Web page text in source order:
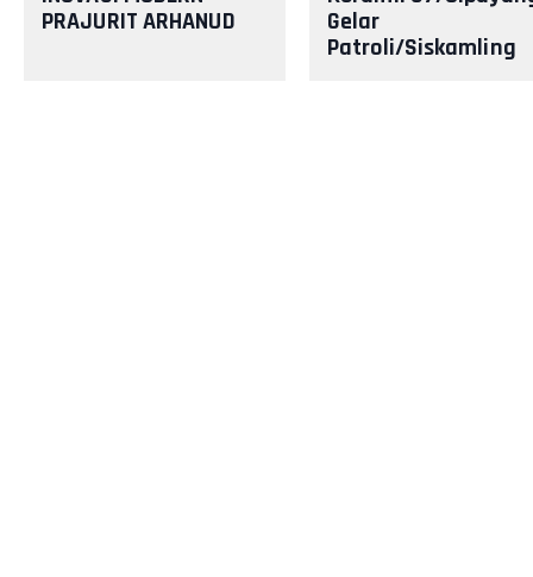
PRAJURIT ARHANUD
Gelar
Patroli/Siskamling